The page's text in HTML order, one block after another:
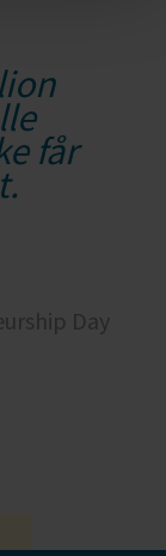
får
Day